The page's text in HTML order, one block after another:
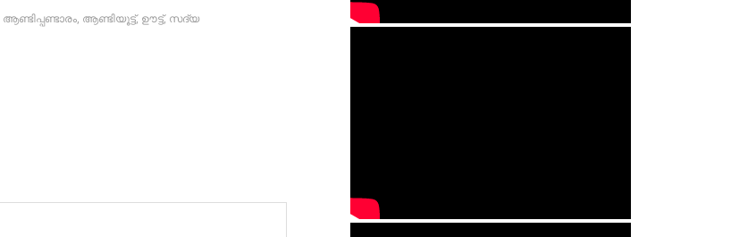
ആണ്ടിപ്പണ്ടാരം, ആണ്ടിയൂട്ട്‌, ഊട്ട്, സദ്യ